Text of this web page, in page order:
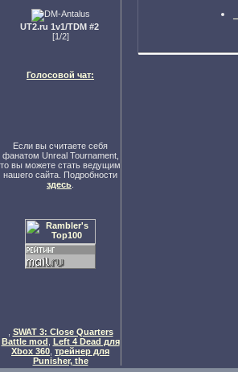
UT2.ru 1v1/TDM #2
[1/2]
Голосовой чат:
Если вы считаете себя
фанатом Unreal Tournament,
то вы можете стать ведущим
нашего сайта. Подробности
здесь
SWAT 3: Close Quarters
Battle mod Left 4 Dead для
Xbox 360 трейнер для
Punisher, the